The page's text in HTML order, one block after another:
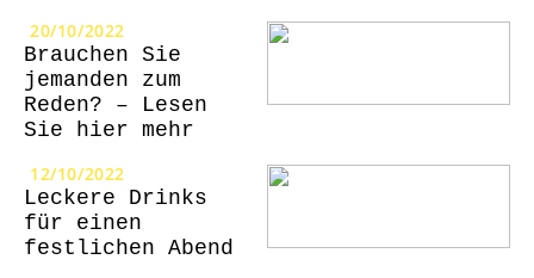
20/10/2022
Brauchen Sie
jemanden zum
Reden? – Lesen
Sie hier mehr
12/10/2022
Leckere Drinks
für einen
festlichen Abend